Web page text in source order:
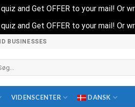
and Get OFFER to your mail! Or
and Get OFFER to your mail! Or
BUSINESSES
VIDENSCENTER DANSK